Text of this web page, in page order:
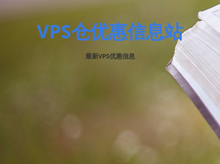
VPS仓优惠信息站
最新VPS优惠信息